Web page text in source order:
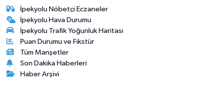
İpekyolu Nöbetçi Eczaneler
İpekyolu Hava Durumu
İpekyolu Trafik Yoğunluk Haritası
Puan Durumu ve Fikstür
Tüm Manşetler
Son Dakika Haberleri
Haber Arşivi